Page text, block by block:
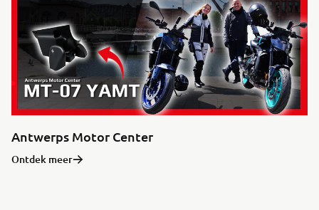
Antwerps Motor Center
Ontdek meer